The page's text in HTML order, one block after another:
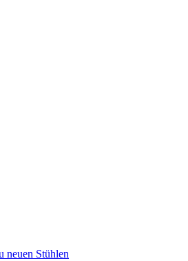
neuen Stühlen